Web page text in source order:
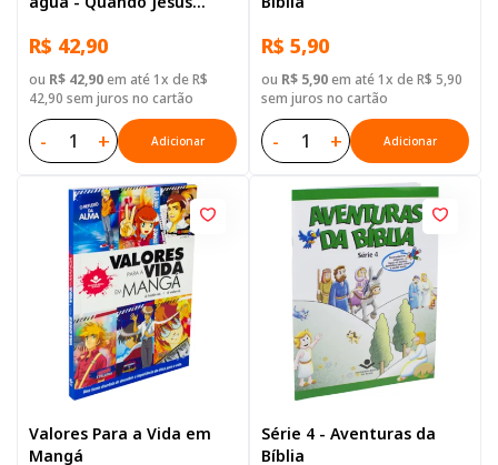
R$ 42,90
ou R$ 42,90em até 1x de R$
42,90 sem juros no cartão
- + Adicionar
R$ 5,90
ou R$ 5,90em até 1x de R$ 5,90
sem juros no cartão
- + Adicionar
Valores Para a Vida em
Mangá
Série 4 - Aventuras da
Bíblia